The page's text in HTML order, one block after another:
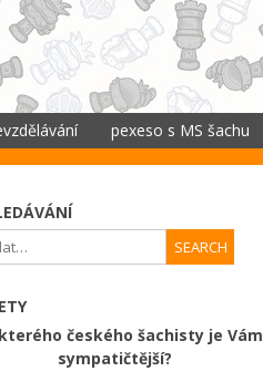
škola
pexeso s MS šachu
pexeso
českého šachisty je Vám
sympatičtější?